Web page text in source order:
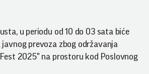
u periodu od 10 do 03 sata biće
prevoza zbog održavanja
2025" na prostoru kod Poslovnog